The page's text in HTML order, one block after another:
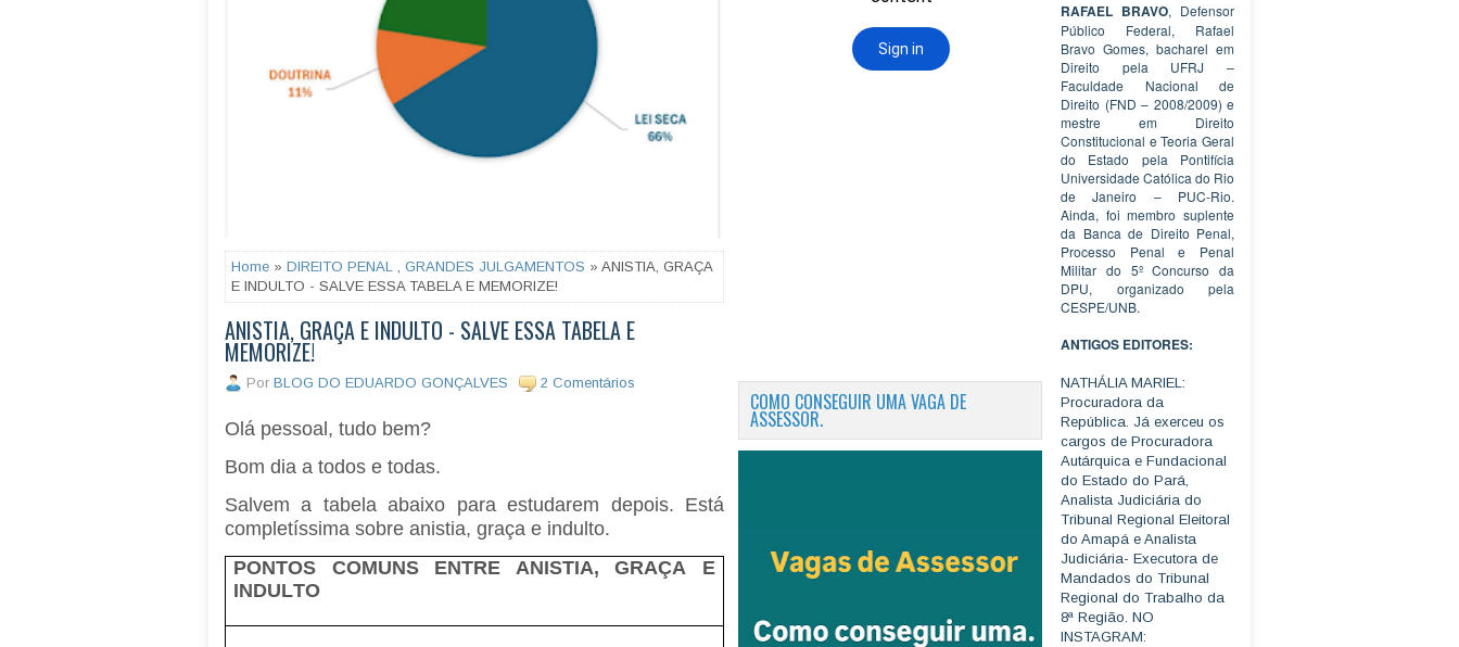
Home » DIREITO PENAL , GRANDES JULGAMENTOS » ANISTIA, GRAÇA
E INDULTO - SALVE ESSA TABELA E MEMORIZE!
ANISTIA, GRAÇA E INDULTO - SALVE ESSA TABELA E
MEMORIZE!
Por BLOG DO EDUARDO GONÇALVES 2 Comentários
Olá pessoal, tudo bem?
Bom dia a todos e todas.
Salvem a tabela abaixo para estudarem depois. Está
completíssima sobre anistia, graça e indulto.
PONTOS COMUNS ENTRE ANISTIA, GRAÇA E
INDULTO
COMO CONSEGUIR UMA VAGA DE
ASSESSOR.
RAFAEL BRAVO, Defensor
Público Federal, Rafael
Bravo Gomes, bacharel em
Direito pela UFRJ –
Faculdade Nacional de
Direito (FND – 2008/2009) e
mestre em Direito
Constitucional e Teoria Geral
do Estado pela Pontifícia
Universidade Católica do Rio
de Janeiro – PUC-Rio.
Ainda, foi membro suplente
da Banca de Direito Penal,
Processo Penal e Penal
Militar do 5º Concurso da
DPU, organizado pela
CESPE/UNB.
ANTIGOS EDITORES:
NATHÁLIA MARIEL:
Procuradora da
República. Já exerceu os
cargos de Procuradora
Autárquica e Fundacional
do Estado do Pará,
Analista Judiciária do
Tribunal Regional Eleitoral
do Amapá e Analista
Judiciária- Executora de
Mandados do Tribunal
Regional do Trabalho da
8ª Região. NO
INSTAGRAM: